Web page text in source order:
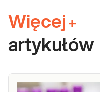
Więcej +
artykułów